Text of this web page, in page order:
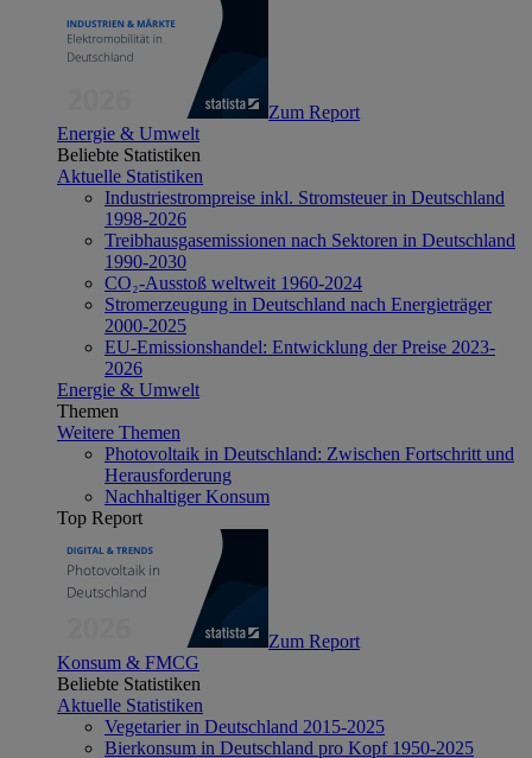
Zum Report
Energie & Umwelt
Beliebte Statistiken
Aktuelle Statistiken
Industriestrompreise inkl. Stromsteuer in Deutschland
1998-2026
Treibhausgasemissionen nach Sektoren in Deutschland
1990-2030
CO₂-Ausstoß weltweit 1960-2024
Stromerzeugung in Deutschland nach Energieträger
2000-2025
EU-Emissionshandel: Entwicklung der Preise 2023-
2026
Energie & Umwelt
Themen
Weitere Themen
Photovoltaik in Deutschland: Zwischen Fortschritt und
Herausforderung
Nachhaltiger Konsum
Top Report
Zum Report
Konsum & FMCG
Beliebte Statistiken
Aktuelle Statistiken
Vegetarier in Deutschland 2015-2025
Bierkonsum in Deutschland pro Kopf 1950-2025